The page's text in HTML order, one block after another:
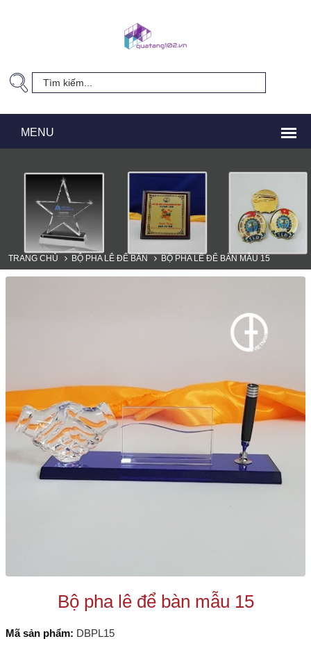
TRANG CHỦ BỘ PHA LÊ ĐỂ BÀN BỘ PHA LÊ ĐỂ BÀN MẪU 15
Bộ pha lê để bàn mẫu 15
Mã sản phẩm: DBPL15